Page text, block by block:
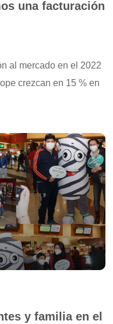
una facturación
al mercado en el 2022
crezcan en 15 % en
y familia en el